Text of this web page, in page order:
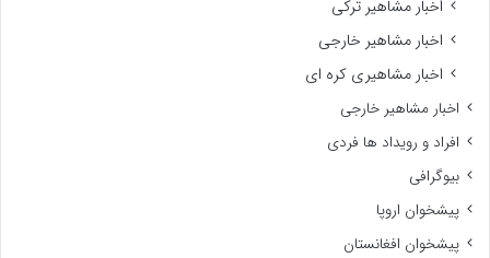
اخبار مشاهیر ترکی
اخبار مشاهیر خارجی
اخبار مشاهیری کره ای
اخبار مشاهیر خارجی
افراد و رویداد ها فردی
بیوگرافی
پیشخوان اروپا
پیشخوان افغانستان